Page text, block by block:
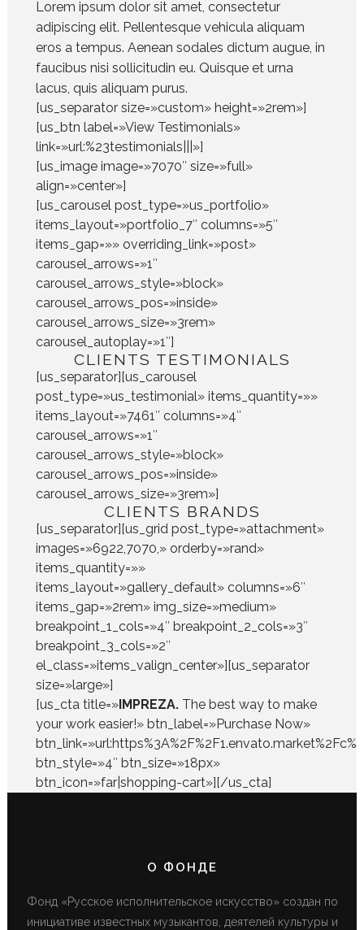
Lorem ipsum dolor sit amet, consectetur
adipiscing elit. Pellentesque vehicula aliquam
eros a tempus. Aenean sodales dictum augue, in
faucibus nisi sollicitudin eu. Quisque et urna
lacus, quis aliquam purus.
[us_separator size=»custom» height=»2rem»]
[us_btn label=»View Testimonials»
link=»url:%23testimonials|||»]
[us_image image=»7070″ size=»full»
align=»center»]
[us_carousel post_type=»us_portfolio»
items_layout=»portfolio_7″ columns=»5″
items_gap=»» overriding_link=»post»
carousel_arrows=»1″
carousel_arrows_style=»block»
carousel_arrows_pos=»inside»
carousel_arrows_size=»3rem»
carousel_autoplay=»1″]
CLIENTS TESTIMONIALS
[us_separator][us_carousel
post_type=»us_testimonial» items_quantity=»»
items_layout=»7461″ columns=»4″
carousel_arrows=»1″
carousel_arrows_style=»block»
carousel_arrows_pos=»inside»
carousel_arrows_size=»3rem»]
CLIENTS BRANDS
[us_separator][us_grid post_type=»attachment»
images=»6922,7070,» orderby=»rand»
items_quantity=»»
items_layout=»gallery_default» columns=»6″
items_gap=»2rem» img_size=»medium»
breakpoint_1_cols=»4″ breakpoint_2_cols=»3″
breakpoint_3_cols=»2″
el_class=»items_valign_center»][us_separator
size=»large»]
[us_cta title=»IMPREZA. The best way to make
your work easier!» btn_label=»Purchase Now»
btn_style=»4″ btn_size=»18px»
btn_icon=»far|shopping-cart»][/us_cta]
О ФОНДЕ
Фонд «Русское исполнительское искусство» создан по
инициативе известных музыкантов, деятелей культуры и